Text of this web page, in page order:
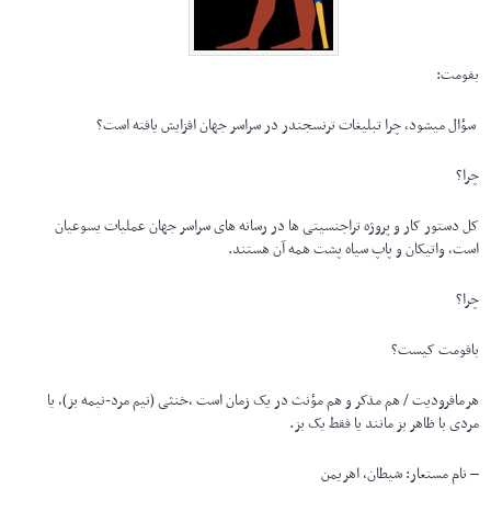
بفومت:
سؤال میشود، چرا تبلیغات ترنسجندر در سراسر جهان افزایش یافته است؟
چرا؟
کل دستور کار و پروژه تراجنسیتی ها در رسانه های سراسر جهان عملیات یسوعیان
است، واتیکان و پاپ سیاه پشت همه آن هستند.
چرا؟
بافومت کیست؟
هرمافرودیت / هم مذکر و هم مؤنث در یک زمان است ،خنثی (نیم مرد-نیمه بز)، یا
مردی با ظاهر بز مانند یا فقط یک بز.
– نام مستعار: شیطان، اهریمن